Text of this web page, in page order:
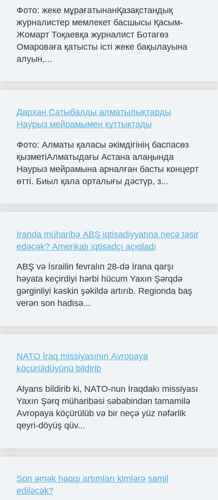
Фото: жеке мұрағатынанҚазақстандық
журналистер мемлекет басшысы Қасым-
Жомарт Тоқаевқа журналист Ботагөз
Омароваға қатысты істі жеке бақылауына
алуын,...
Дархан Сатыбалды алматылықтарды
Наурыз мейрамымен құттықтады
Фото: Алматы қаласы әкімдігінің баспасөз
қызметіАлматыдағы Астана алаңында
Наурыз мейрамына арналған басты концерт
өтті. Биыл қала орталығы дәстүр, з...
İranda müharibə ABŞ iqtisadiyyatına necə təsir
edəcək? Amerikalı iqtisadçı açıqladı
ABŞ və İsrailin fevralın 28-də İrana qarşı
həyata keçirdiyi hərbi hücum Yaxın Şərqdə
gərginliyi kəskin şəkildə artırıb. Regionda baş
verən son hadisə...
NATO İraq missiyasının Avropaya
köçürüldüyünü bildirib
Alyans bildirib ki, NATO-nun İraqdakı missiyası
Yaxın Şərq müharibəsi səbəbindən tamamilə
Avropaya köçürülüb və bir neçə yüz nəfərlik
qeyri-döyüş qüv...
Son əmək haqqı artımları kimlərə şamil
ediləcək?